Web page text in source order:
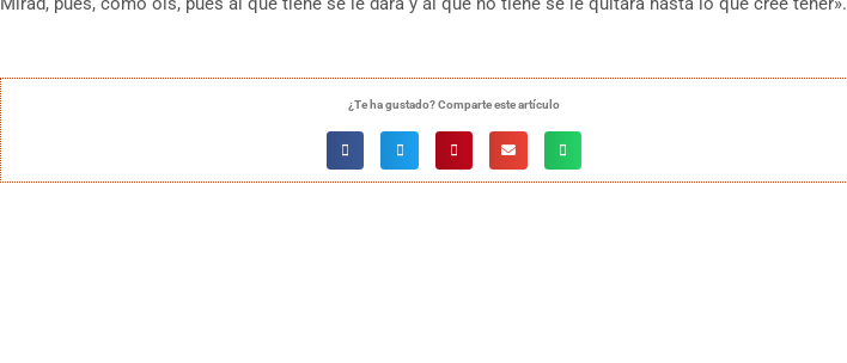
¿Te ha gustado? Comparte este artículo